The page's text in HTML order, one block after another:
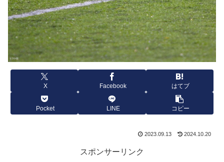
X Facebook はてブ
Pocket LINE コピー
2023.09.13 2024.10.20
スポンサーリンク